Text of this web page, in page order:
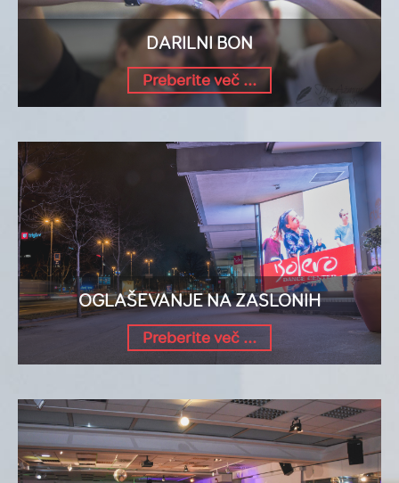
DARILNI BON
Preberite več ...
OGLAŠEVANJE NA ZASLONIH
Preberite več ...